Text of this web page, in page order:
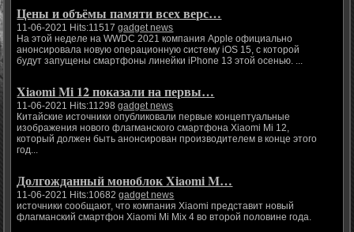
Цены и объёмы памяти всех верс…
11-06-2021 Hits:11517gadget news
На этой неделе на WWDC 2021 компания Apple официально
анонсировала новую операционную систему iOS 15, с которой
будут запущены смартфоны линейки iPhone 13 этой осенью. ...
Xiaomi Mi 12 показали на первы…
11-06-2021 Hits:11298gadget news
Китайские источники опубликовали первые концептуальные
изображения нового флагманского смартфона Xiaomi Mi 12,
который должен быть анонсирован производителем в конце этого
год...
Долгожданный моноблок Xiaomi M…
11-06-2021 Hits:10682gadget news
источники сообщают, что компания Xiaomi представит новый
флагманский смартфон Xiaomi Mi Mix 4 во второй половине года.